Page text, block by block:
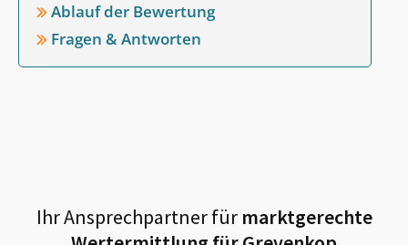
Ablauf der Bewertung
Fragen & Antworten
Ihr Ansprechpartner fürmarktgerechte